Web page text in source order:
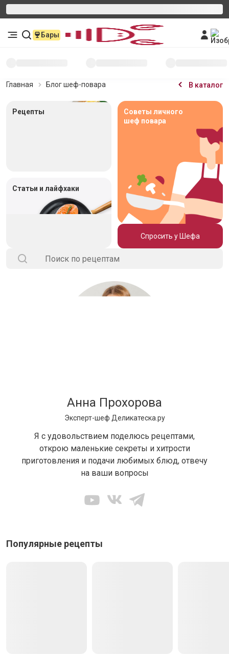
Бары
Главная Блог шеф-повара В каталог
Рецепты
Советы личного
шеф повара
Спросить у Шефа
Статьи и лайфхаки
Анна Прохорова
Эксперт-шеф Деликатеска.ру
Я с удовольствием поделюсь рецептами,
открою маленькие секреты и хитрости
приготовления и подачи любимых блюд, отвечу
на ваши вопросы
Популярные рецепты